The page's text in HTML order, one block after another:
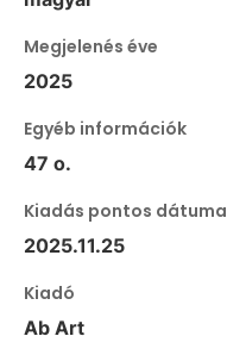
Megjelenés éve
2025
Egyéb információk
47 o.
Kiadás pontos dátuma
2025.11.25
Kiadó
Ab Art